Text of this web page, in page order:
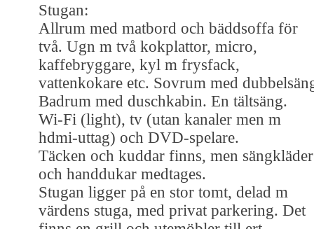
Stugan:
Allrum med matbord och bäddsoffa för
två. Ugn m två kokplattor, micro,
kaffebryggare, kyl m frysfack,
vattenkokare etc. Sovrum med
Badrum med duschkabin. En tältsäng.
Wi-Fi (light), tv (utan kanaler men m
hdmi-uttag) och DVD-spelare.
Täcken och kuddar finns, men sängkläder
och handdukar medtages.
Stugan ligger på en stor tomt, delad m
värdens stuga, med privat parkering. Det